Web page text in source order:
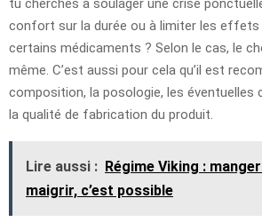
confort sur la durée ou à limiter les effets
certains médicaments ? Selon le cas, le
même. C’est aussi pour cela qu’il est
composition, la posologie, les
la qualité de fabrication du produit.
Lire aussi : Régime Viking :
maigrir, c’est possible